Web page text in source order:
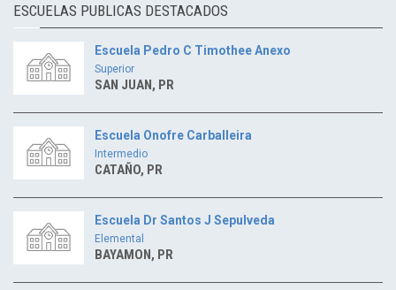
ESCUELAS PUBLICAS DESTACADOS
Escuela Pedro C Timothee Anexo
Superior
SAN JUAN, PR
Escuela Onofre Carballeira
Intermedio
CATAÑO, PR
Escuela Dr Santos J Sepulveda
Elemental
BAYAMON, PR